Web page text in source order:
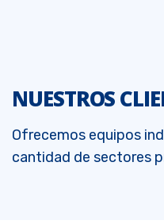
NUESTROS
Ofrecemos equipos
cantidad de sectores